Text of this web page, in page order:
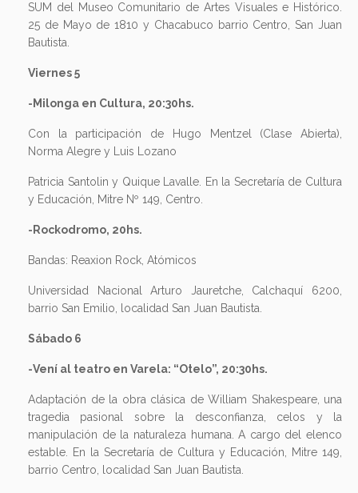
SUM del Museo Comunitario de Artes Visuales e Histórico.
25 de Mayo de 1810 y Chacabuco barrio Centro, San Juan
Bautista.
Viernes 5
-Milonga en Cultura, 20:30hs.
Con la participación de Hugo Mentzel (Clase Abierta),
Norma Alegre y Luis Lozano
Patricia Santolin y Quique Lavalle. En la Secretaría de Cultura
y Educación, Mitre Nº 149, Centro.
-Rockodromo, 20hs.
Bandas: Reaxion Rock, Atómicos
Universidad Nacional Arturo Jauretche, Calchaquí 6200,
barrio San Emilio, localidad San Juan Bautista.
Sábado 6
-Vení al teatro en Varela: “Otelo”, 20:30hs.
Adaptación de la obra clásica de William Shakespeare, una
tragedia pasional sobre la desconfianza, celos y la
manipulación de la naturaleza humana. A cargo del elenco
estable. En la Secretaría de Cultura y Educación, Mitre 149,
barrio Centro, localidad San Juan Bautista.